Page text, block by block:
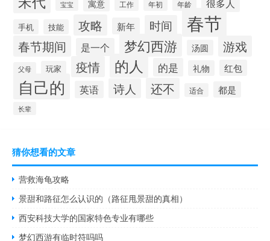
宝宝 寓意 工作 年初 年龄 很多人
手机 技能 攻略 新年 时间 春节
春节期间 是一个 梦幻西游 汤圆 游戏
父母 玩家 疫情 的人 的是 礼物 红包
自己的 英语 诗人 还不 适合 都是
长辈
猜你想看的文章
营救海龟攻略
景甜和路征怎么认识的（路征甩景甜的真相）
西安科技大学的国家特色专业有哪些
梦幻西游有临时符吗吗